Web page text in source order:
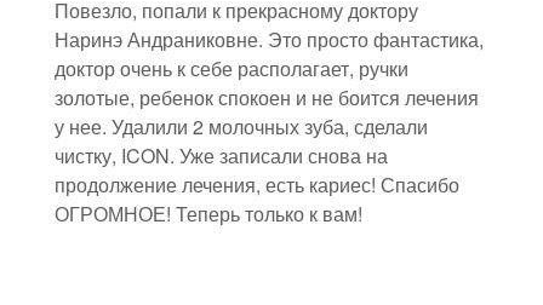
Повезло, попали к прекрасному доктору
Наринэ Андраниковне. Это просто фантастика,
доктор очень к себе располагает, ручки
золотые, ребенок спокоен и не боится лечения
у нее. Удалили 2 молочных зуба, сделали
чистку, ICON. Уже записали снова на
продолжение лечения, есть кариес! Спасибо
ОГРОМНОЕ! Теперь только к вам!